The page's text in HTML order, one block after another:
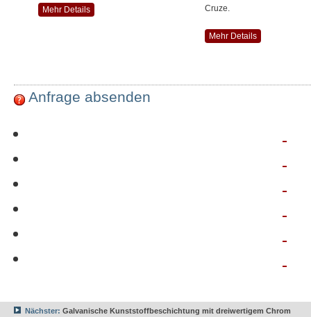
Mehr Details
Cruze.
Mehr Details
Anfrage absenden
Nächster: Galvanische Kunststoffbeschichtung mit dreiwertigem Chrom